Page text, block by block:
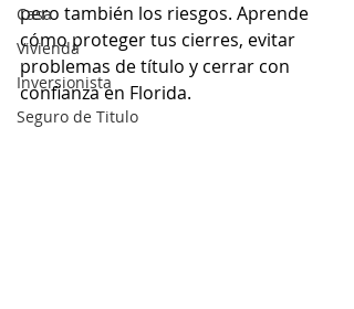
Casa
Vivienda
Inversionista
Seguro de Titulo
pero también los riesgos. Aprende
cómo proteger tus cierres, evitar
problemas de título y cerrar con
confianza en Florida.